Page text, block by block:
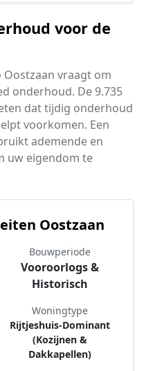
voor de
vraagt om
onderhoud. De 9.735
dat tijdig onderhoud
voorkomen. Een
ademende en
uw eigendom te
Oostzaan
Bouwperiode
Vooroorlogs &
Historisch
Woningtype
Rijtjeshuis-Dominant
(Kozijnen &
Dakkapellen)